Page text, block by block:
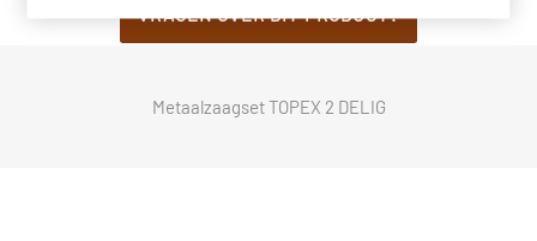
VRAGEN OVER DIT PRODUCT?
Metaalzaagset TOPEX 2 DELIG